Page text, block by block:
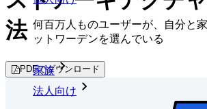
何百万人ものユーザーが、自分と
ットワーデンを選んでいる
家族
法人向け
法
PDFでダウンロード